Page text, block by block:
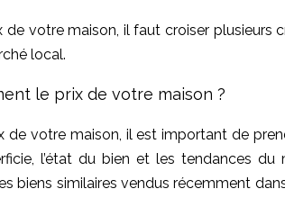
votre maison, il faut croiser plusieurs
local.
le prix de votre maison ?
de votre maison, il est important de
l’état du bien et les tendances
biens similaires vendus récemment